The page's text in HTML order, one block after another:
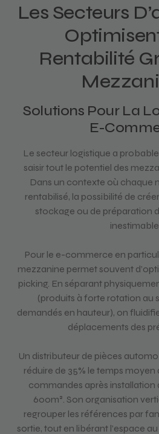
Les Secteurs
Rentabilité
Solutions Pour La
E-
Le secteur logistique a
saisir tout le potentiel des
Dans un contexte où chaque
rentabilisé, la possibilité de
stockage ou de préparation
Pour le e-commerce en
mezzanine permet souvent
picking. En séparant
(produits à forte rotation au
demandés en hauteur), on
déplacements des
Un distributeur de pièces
réduire de 35% le temps
commandes après installation
600m². Son organisation
regrouper les références par
sortie, tout en libérant l’espace